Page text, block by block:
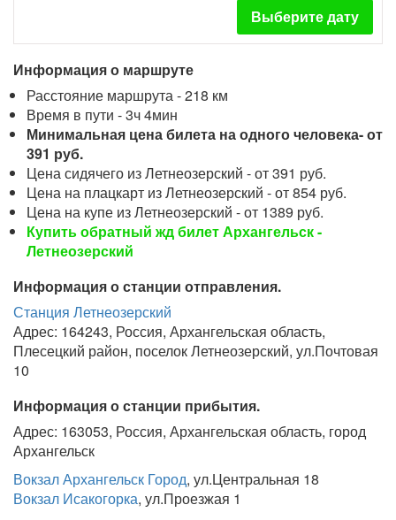
Выберите дату
Информация о маршруте
Расстояние маршрута - 218 км
Время в пути - 3ч 4мин
Минимальная цена билета на одного человека- от
391 руб.
Цена сидячего из Летнеозерский - от 391 руб.
Цена на плацкарт из Летнеозерский - от 854 руб.
Цена на купе из Летнеозерский - от 1389 руб.
Купить обратный жд билет Архангельск -
Летнеозерский
Информация о станции отправления.
Станция Летнеозерский
Адрес: 164243, Россия, Архангельская область,
Плесецкий район, поселок Летнеозерский, ул.Почтовая
10
Информация о станции прибытия.
Адрес: 163053, Россия, Архангельская область, город
Архангельск
Вокзал Архангельск Город, ул.Центральная 18
Вокзал Исакогорка, ул.Проезжая 1